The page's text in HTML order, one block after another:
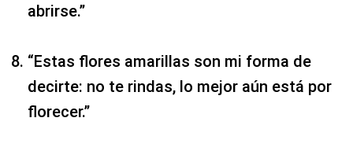
abrirse.”
“Estas flores amarillas son mi forma de
decirte: no te rindas, lo mejor aún está por
florecer.”